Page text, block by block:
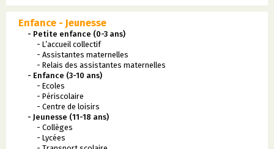
Enfance - Jeunesse
- Petite enfance (0-3 ans)
- L’accueil collectif
- Assistantes maternelles
- Relais des assistantes maternelles
- Enfance (3-10 ans)
- Ecoles
- Périscolaire
- Centre de loisirs
- Jeunesse (11-18 ans)
- Collèges
- Lycées